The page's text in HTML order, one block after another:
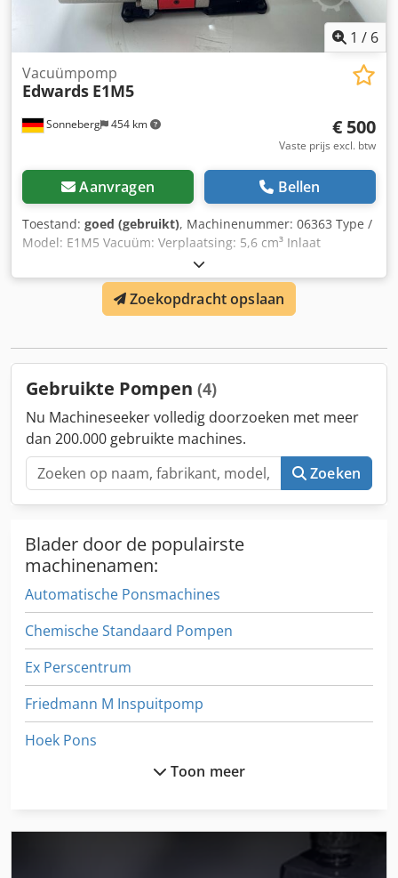
1 / 6
Sonneberg 454 km
Vacuümpomp
Edwards E1M5
€ 500
Vaste prijs excl. btw
Aanvragen Bellen
Toestand: goed (gebruikt), Machinenummer: 06363 Type /
Model: E1M5 Vacuüm: Verplaatsing: 5,6 cm³ Inlaat
aansluiting: KF 25 Djdpfspbvi Dsx Ablskr Uitlaatpoort: 15
mm mondstuk Motorolie: H/C Koeling: Lucht Aansluiting:
0,25 kW 240V Conditie: Gewicht: 17 kg Afmetingen: 450 x
150 x 220 mm
Zoekopdracht opslaan
Gebruikte Pompen (4)
Nu Machineseeker volledig doorzoeken met meer
dan 200.000 gebruikte machines.
Zoeken
Blader door de populairste
machinenamen:
Automatische Ponsmachines
Chemische Standaard Pompen
Ex Perscentrum
Friedmann M Inspuitpomp
Hoek Pons
Hydraulische Pomp
Toon meer